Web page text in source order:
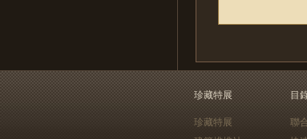
珍藏特展
珍藏特展
目
聯